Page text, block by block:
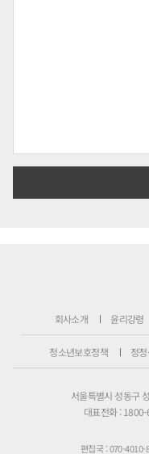
회사소개 윤리강령
청소년보호정책 정
서울특별시 성동구
대표전화 :
편집국 : 070-4010-